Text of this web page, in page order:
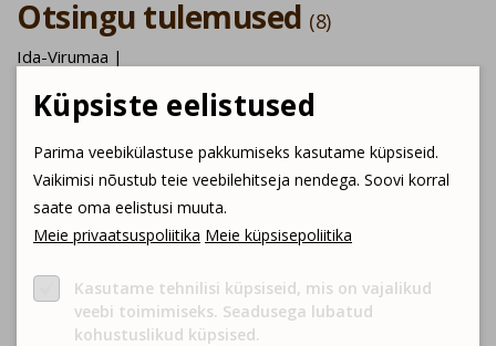
Küpsiste eelistused
Parima veebikülastuse pakkumiseks kasutame küpsiseid.
Vaikimisi nõustub teie veebilehitseja nendega. Soovi korral
saate oma eelistusi muuta.
Meie privaatsuspoliitika Meie küpsisepoliitika
Kasutame tehnilisi küpsiseid, mis on vajalikud
veebi toimimiseks. Seadusega lubatud
kohustuslikud küpsised.
Otsingu tulemused (8)
Ida-Virumaa |
Kuru Villa koduköök
Kalatooted
Sigwar OÜ
Lihatooted